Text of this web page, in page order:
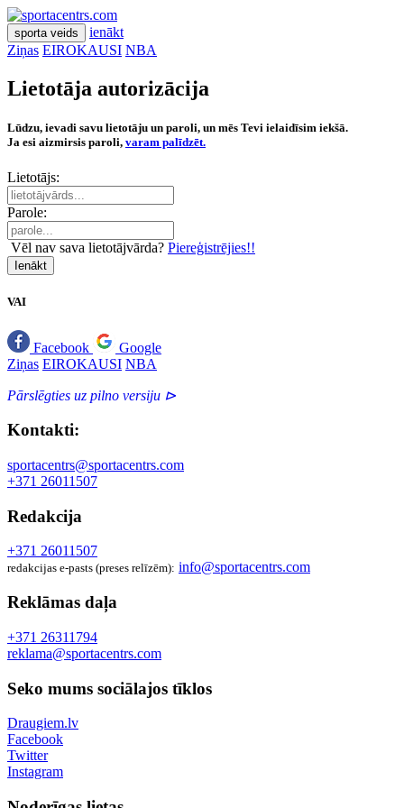
sporta veids
ienākt
Ziņas EIROKAUSI NBA
Lietotāja autorizācija
Lūdzu, ievadi savu lietotāju un paroli, un mēs Tevi ielaidīsim iekšā.
Ja esi aizmirsis paroli, varam palīdzēt.
Lietotājs:
Parole:
Vēl nav sava lietotājvārda? Piereģistrējies!!
Ienākt
VAI
Facebook
Google
Ziņas EIROKAUSI NBA
Pārslēgties uz pilno versiju ⊳
Kontakti:
sportacentrs@sportacentrs.com
+371 26011507
Redakcija
+371 26011507
redakcijas e-pasts (preses relīzēm): info@sportacentrs.com
Reklāmas daļa
+371 26311794
reklama@sportacentrs.com
Seko mums sociālajos tīklos
Draugiem.lv
Facebook
Twitter
Instagram